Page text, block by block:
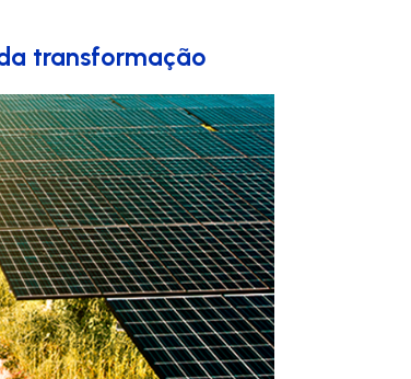
transformação